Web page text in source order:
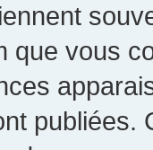
que vous
publiées.